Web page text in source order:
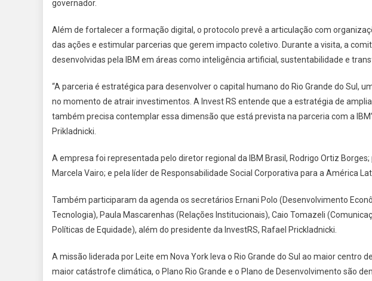
governador.
Além de fortalecer a formação digital, o protocolo prevê a articulação com
das ações e estimular parcerias que gerem impacto coletivo. Durante a visita, a
desenvolvidas pela IBM em áreas como inteligência artificial, sustentabilidade e
“A parceria é estratégica para desenvolver o capital humano do Rio Grande do Sul,
no momento de atrair investimentos. A Invest RS entende que a estratégia de
também precisa contemplar essa dimensão que está prevista na parceria com a
Prikladnicki.
A empresa foi representada pelo diretor regional da IBM Brasil, Rodrigo Ortiz
Marcela Vairo; e pela líder de Responsabilidade Social Corporativa para a América
Também participaram da agenda os secretários Ernani Polo (Desenvolvimento
Tecnologia), Paula Mascarenhas (Relações Institucionais), Caio Tomazeli
Políticas de Equidade), além do presidente da InvestRS, Rafael Prickladnicki.
A missão liderada por Leite em Nova York leva o Rio Grande do Sul ao maior centro
maior catástrofe climática, o Plano Rio Grande e o Plano de Desenvolvimento são